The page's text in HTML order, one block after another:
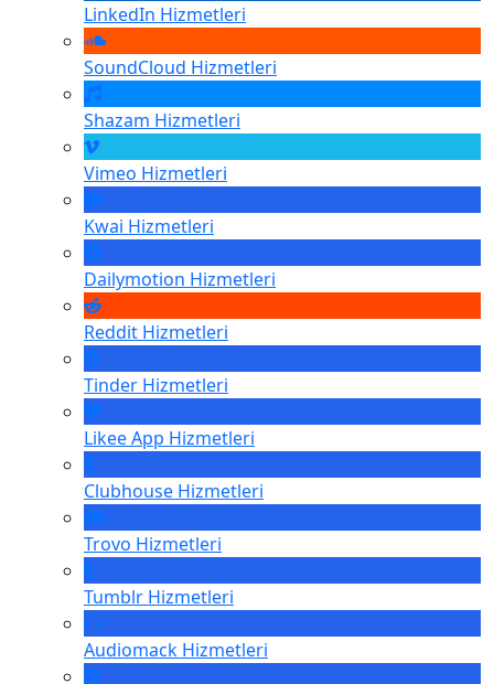
LinkedIn Hizmetleri
SoundCloud Hizmetleri
Shazam Hizmetleri
Vimeo Hizmetleri
Kwai Hizmetleri
Dailymotion Hizmetleri
Reddit Hizmetleri
Tinder Hizmetleri
Likee App Hizmetleri
Clubhouse Hizmetleri
Trovo Hizmetleri
Tumblr Hizmetleri
Audiomack Hizmetleri